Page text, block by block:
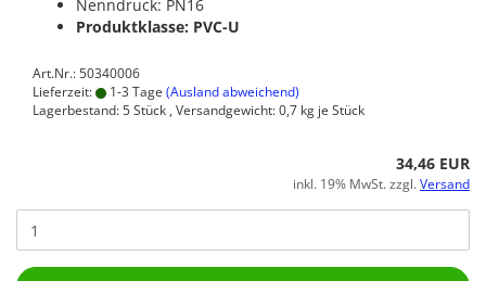
Nenndruck: PN16
Produktklasse: PVC-U
Art.Nr.: 50340006
Lieferzeit:
1-3 Tage (Ausland abweichend)
Lagerbestand: 5 Stück , Versandgewicht:0,7 kg je Stück
34,46 EUR
inkl. 19% MwSt. zzgl.Versand